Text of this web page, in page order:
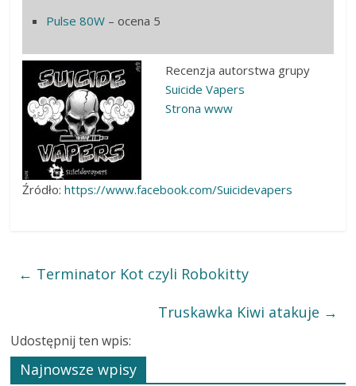
Pulse 80W – ocena 5
Recenzja autorstwa grupy
Suicide Vapers
Strona www
Źródło:https://www.facebook.com/Suicidevapers
← Terminator Kot czyli Robokitty
Truskawka Kiwi atakuje →
Udostępnij ten wpis:
Najnowsze wpisy